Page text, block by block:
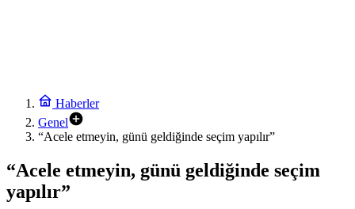
Haberler
Genel
“Acele etmeyin, günü geldiğinde seçim yapılır”
“Acele etmeyin, günü geldiğinde seçim
yapılır”